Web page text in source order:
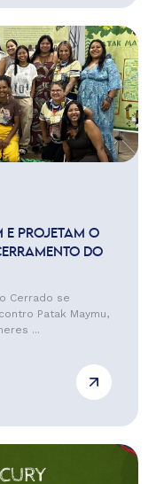
E PROJETAM O
DO
Cerrado se
Patak Maymu,
...